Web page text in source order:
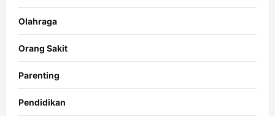
Olahraga
Orang Sakit
Parenting
Pendidikan